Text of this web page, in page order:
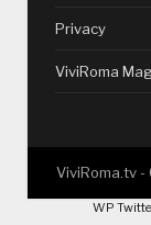
Privacy
ViviRoma
ViviRoma.tv
WP